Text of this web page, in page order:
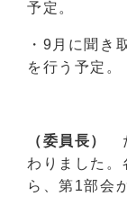
予定。
・9月に聞き
を行う予定。
（委員長）
わりました。
ら、第1部会